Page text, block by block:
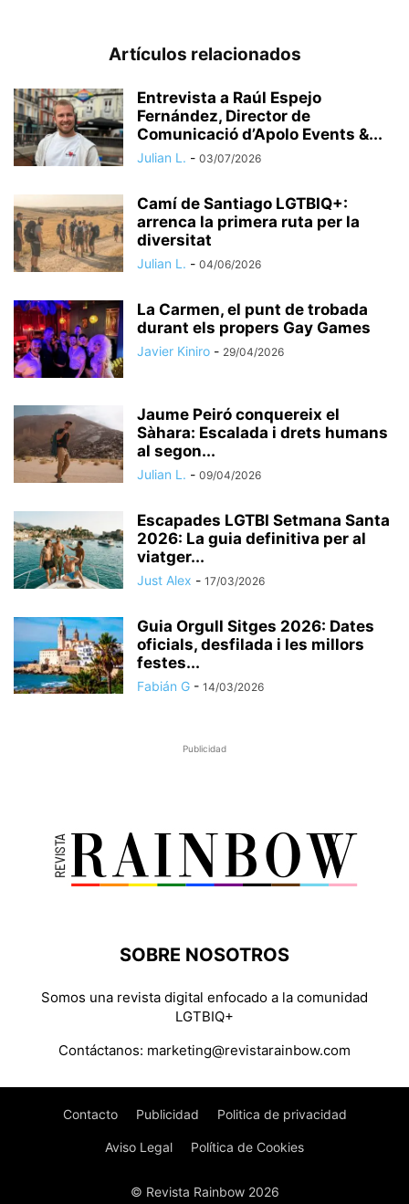
Artículos relacionados
Entrevista a Raúl Espejo
Fernández, Director de
Comunicació d’Apolo Events &...
Julian L. - 03/07/2026
​Camí de Santiago LGTBIQ+:
arrenca la primera ruta per la
diversitat
Julian L. - 04/06/2026
La Carmen, el punt de trobada
durant els propers Gay Games
Javier Kiniro - 29/04/2026
Jaume Peiró conquereix el
Sàhara: Escalada i drets humans
al segon...
Julian L. - 09/04/2026
Escapades LGTBI Setmana Santa
2026: La guia definitiva per al
viatger...
Just Alex - 17/03/2026
Guia Orgull Sitges 2026: Dates
oficials, desfilada i les millors
festes...
Fabián G - 14/03/2026
Publicidad
SOBRE NOSOTROS
Somos una revista digital enfocado a la comunidad
LGTBIQ+
Contáctanos: marketing@revistarainbow.com
Contacto Publicidad Politica de privacidad
Aviso Legal Política de Cookies
© Revista Rainbow 2026